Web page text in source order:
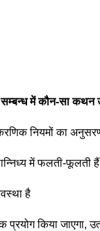
में कौन-सा कथन
नियमों का
में फलती-फूलती हैं
है
प्रयोग किया जाएगा,